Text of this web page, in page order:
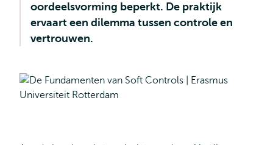
oordeelsvorming beperkt. De praktijk
ervaart een dilemma tussen controle en
vertrouwen.